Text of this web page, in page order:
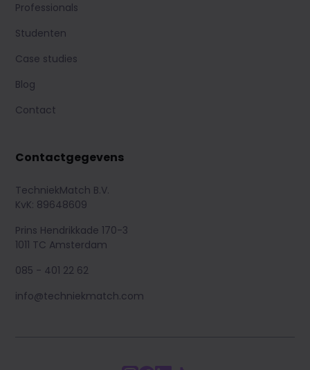
Professionals
Studenten
Case studies
Blog
Contact
Contactgegevens
TechniekMatch B.V.
KvK: 89648609
Prins Hendrikkade 170-3
1011 TC Amsterdam
085 - 401 22 62
info@techniekmatch.com